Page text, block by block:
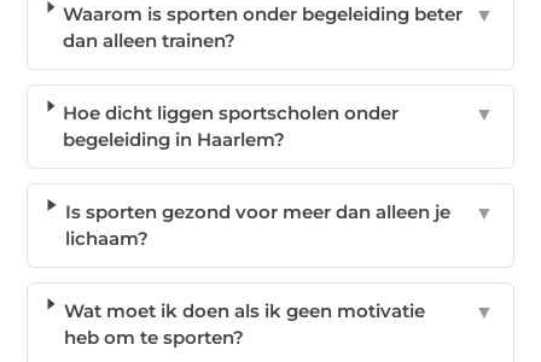
Waarom is sporten onder begeleiding beter
dan alleen trainen?
▼
Hoe dicht liggen sportscholen onder
begeleiding in Haarlem?
▼
Is sporten gezond voor meer dan alleen je
lichaam?
▼
Wat moet ik doen als ik geen motivatie
heb om te sporten?
▼